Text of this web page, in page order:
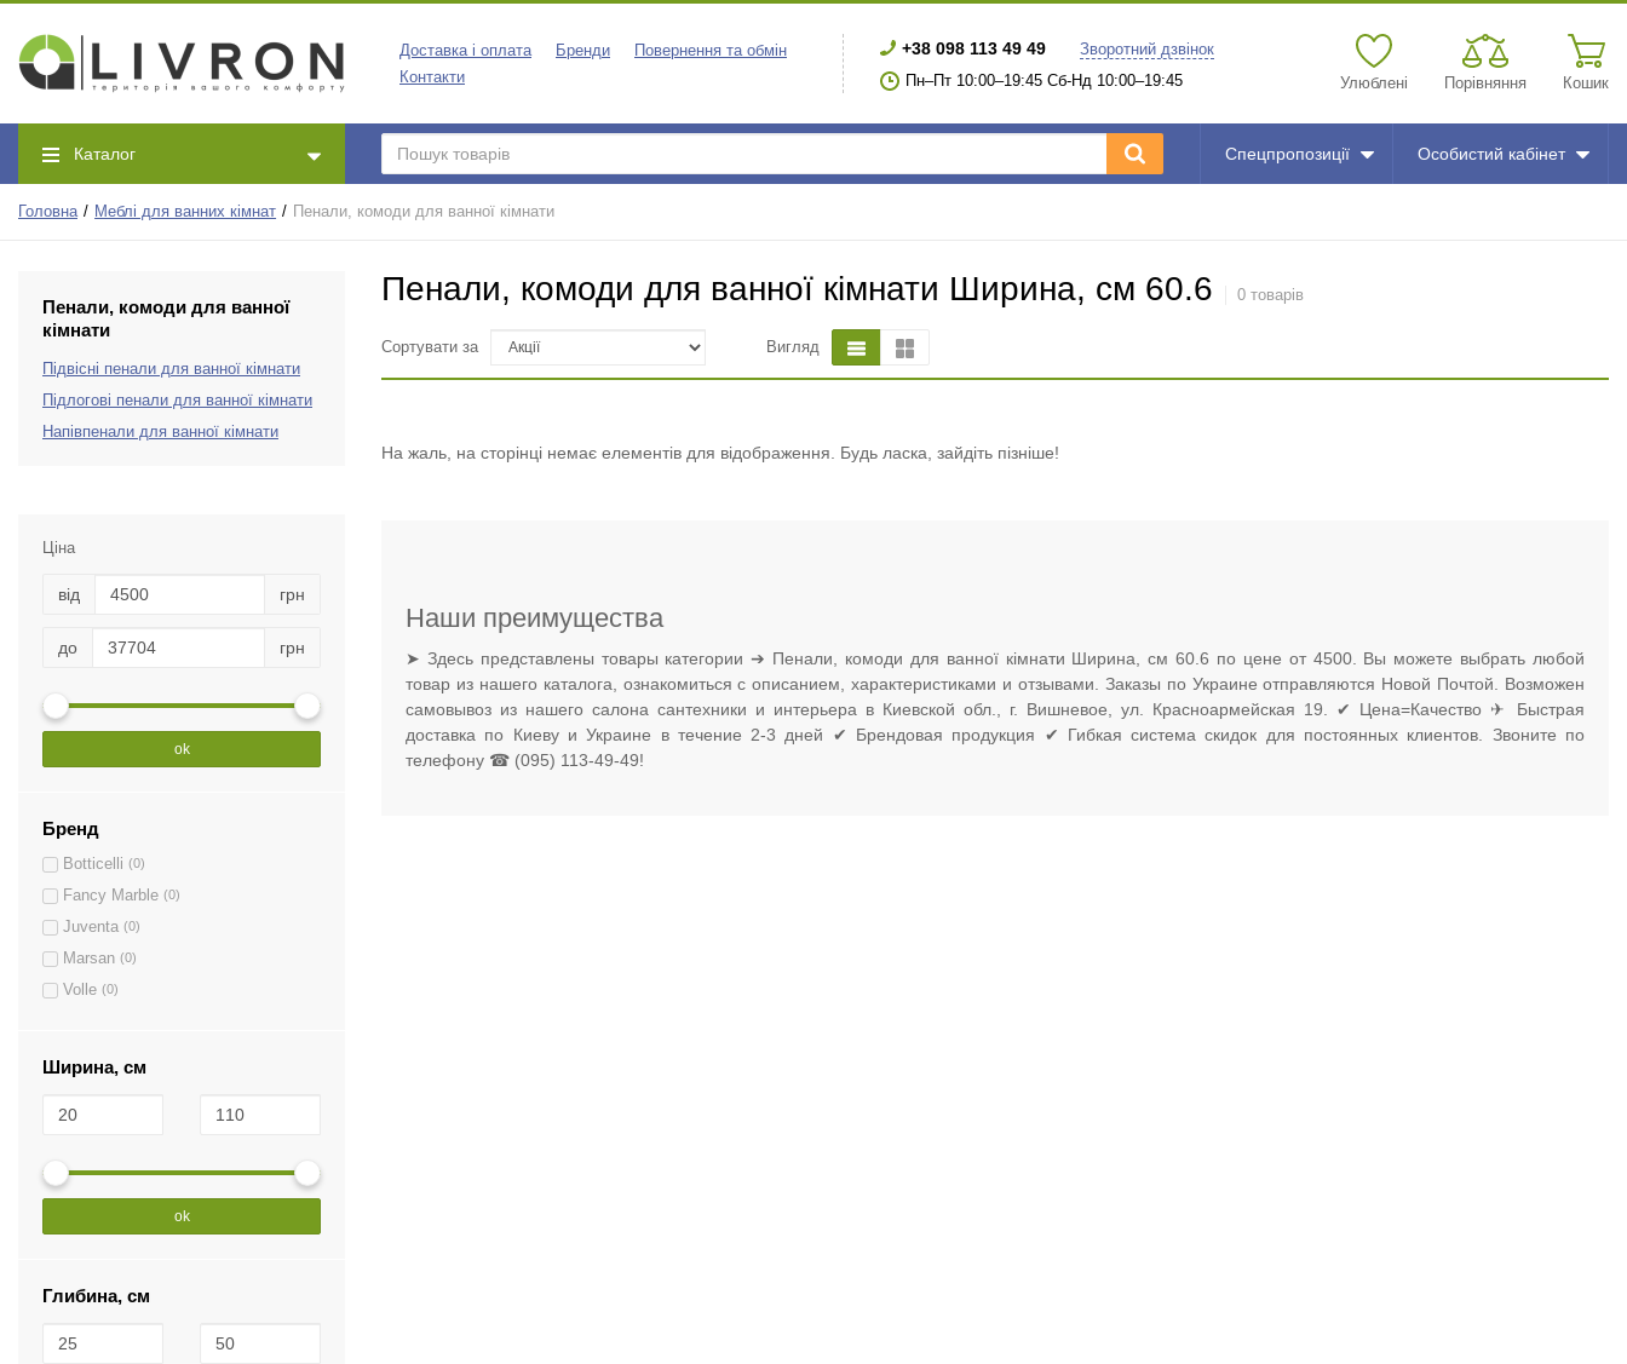
Доставка і оплата Бренди
Повернення та обмін
Контакти
+38 098 113 49 49
Зворотний дзвінок
Пн–Пт 10:00–19:45 Сб-Нд 10:00–19:45
Улюблені Порівняння Кошик
Каталог Спецпропозиції Особистий кабінет
Головна Меблі для ванних кімнат Пенали, комоди для ванної кімнати
Пенали, комоди для ванної
кімнати
Підвісні пенали для ванної кімнати
Підлогові пенали для ванної кімнати
Напівпенали для ванної кімнати
Ціна
від грн
до грн
ok
Бренд
Botticelli (0)
Fancy Marble (0)
Juventa (0)
Marsan (0)
Volle (0)
Ширина, см
ok
Глибина, см
Пенали, комоди для ванної кімнати Ширина, см 60.6 0 товарів
Сортувати за Вигляд
На жаль, на сторінці немає елементів для відображення. Будь ласка, зайдіть пізніше!
Наши преимущества
➤ Здесь представлены товары категории ➔ Пенали, комоди для ванної кімнати Ширина, см 60.6 по цене от 4500. Вы можете выбрать любой
товар из нашего каталога, ознакомиться с описанием, характеристиками и отзывами. Заказы по Украине отправляются Новой Почтой. Возможен
самовывоз из нашего салона сантехники и интерьера в Киевской обл., г. Вишневое, ул. Красноармейская 19. ✔ Цена=Качество ✈ Быстрая
доставка по Киеву и Украине в течение 2-3 дней ✔ Брендовая продукция ✔ Гибкая система скидок для постоянных клиентов. Звоните по
телефону ☎ (095) 113-49-49!